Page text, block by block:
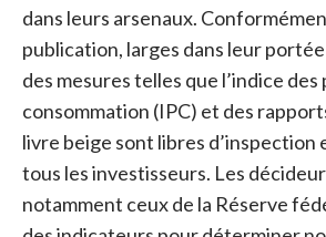
dans leurs arsenaux.
publication, larges dans leur
des mesures telles que l’indice des
consommation (IPC) et des
livre beige sont libres d’inspection
tous les investisseurs. Les
notamment ceux de la Réserve